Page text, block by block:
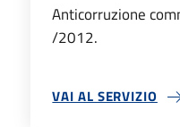
Anticorruzione
/2012.
VAI AL SERVIZIO
BANDI E DATI